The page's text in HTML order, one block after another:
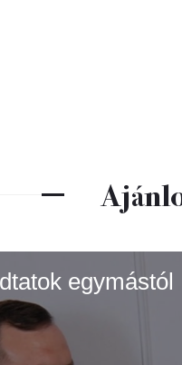
egymástól